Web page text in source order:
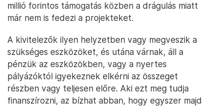
millió forintos támogatás közben a drágulás miatt
már nem is fedezi a projekteket.
A kivitelezők ilyen helyzetben vagy megveszik a
szükséges eszközöket, és utána várnak, áll a
pénzük az eszközökben, vagy a nyertes
pályázóktól igyekeznek elkérni az összeget
részben vagy teljesen előre. Aki ezt meg tudja
finanszírozni, az bízhat abban, hogy egyszer majd